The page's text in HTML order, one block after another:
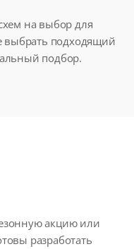
на выбор для
выбрать подходящий
подбор.
акцию или
разработать